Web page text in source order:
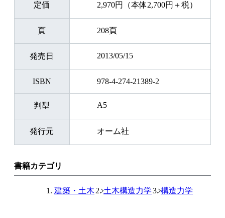
定価 2,970円（本体2,700円＋税）
頁 208頁
発売日 2013/05/15
ISBN 978-4-274-21389-2
判型 A5
発行元 オーム社
書籍カテゴリ
建築・土木 土木構造力学 構造力学